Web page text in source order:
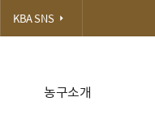
농구소개
KBA SNS